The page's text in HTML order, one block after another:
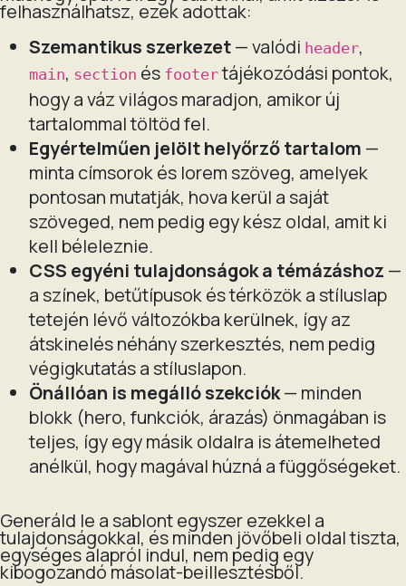
felhasználhatsz, ezek adottak:
Szemantikus szerkezet— valódi header,
main, section és footertájékozódási pontok,
hogy a váz világos maradjon, amikor új
tartalommal töltöd fel.
Egyértelműen jelölt helyőrző tartalom —
minta címsorok és lorem szöveg, amelyek
pontosan mutatják, hova kerül a saját
szöveged, nem pedig egy kész oldal, amit ki
kell béleleznie.
CSS egyéni tulajdonságok a témázáshoz —
a színek, betűtípusok és térközök a stíluslap
tetején lévő változókba kerülnek, így az
átskinelés néhány szerkesztés, nem pedig
végigkutatás a stíluslapon.
Önállóan is megálló szekciók— minden
blokk (hero, funkciók, árazás) önmagában is
teljes, így egy másik oldalra is átemelheted
anélkül, hogy magával húzná a függőségeket.
Generáld le a sablont egyszer ezekkel a
tulajdonságokkal, és minden jövőbeli oldal tiszta,
egységes alapról indul, nem pedig egy
kibogozandó másolat-beillesztésből.